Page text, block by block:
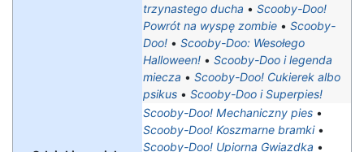
trzynastego ducha • Scooby-Doo!
Powrót na wyspę zombie • Scooby-
Doo! • Scooby-Doo: Wesołego
Halloween! • Scooby-Doo i legenda
miecza • Scooby-Doo! Cukierek albo
psikus • Scooby-Doo i Superpies!
Scooby-Doo! Mechaniczny pies •
Scooby-Doo! Koszmarne bramki•
Scooby-Doo! Upiorna Gwiazdka •